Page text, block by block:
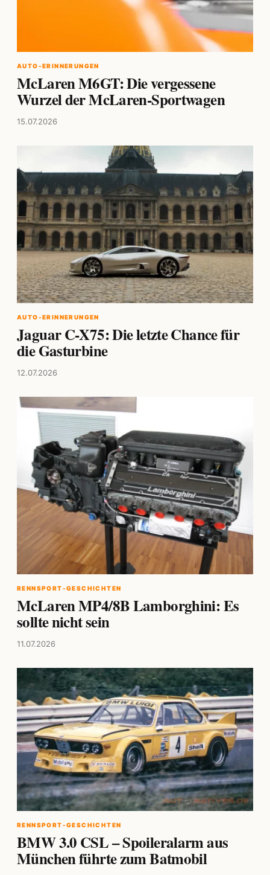
AUTO-ERINNERUNGEN
McLaren M6GT: Die vergessene
Wurzel der McLaren-Sportwagen
15.07.2026
AUTO-ERINNERUNGEN
Jaguar C-X75: Die letzte Chance für
die Gasturbine
12.07.2026
RENNSPORT-GESCHICHTEN
McLaren MP4/8B Lamborghini: Es
sollte nicht sein
11.07.2026
RENNSPORT-GESCHICHTEN
BMW 3.0 CSL – Spoileralarm aus
München führte zum Batmobil